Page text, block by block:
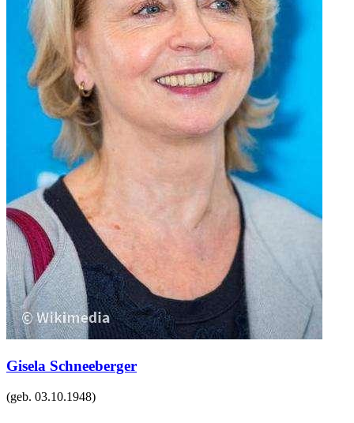
Gisela Schneeberger
(geb. 03.10.1948)